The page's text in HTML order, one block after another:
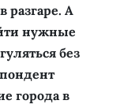
разгаре. А
нужные
без
города в